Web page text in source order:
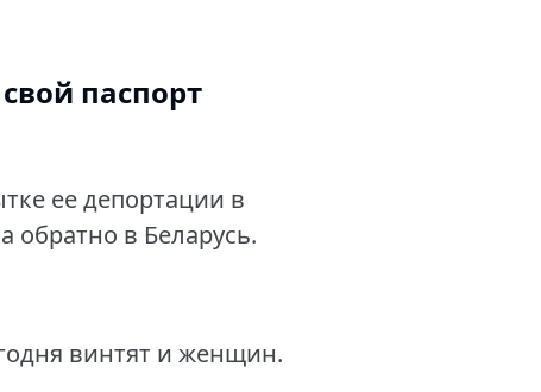
паспорт
ее депортации в
в Беларусь.
винтят и женщин.